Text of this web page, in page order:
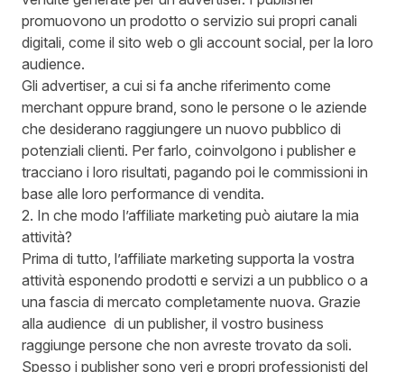
promuovono un prodotto o servizio sui propri canali
digitali, come il sito web o gli account social, per la loro
audience.
Gli advertiser, a cui si fa anche riferimento come
merchant oppure brand, sono le persone o le aziende
che desiderano raggiungere un nuovo pubblico di
potenziali clienti. Per farlo, coinvolgono i publisher e
tracciano i loro risultati, pagando poi le commissioni in
base alle loro performance di vendita.
2. In che modo l’affiliate marketing può aiutare la mia
attività?
Prima di tutto, l’affiliate marketing supporta la vostra
attività esponendo prodotti e servizi a un pubblico o a
una fascia di mercato completamente nuova. Grazie
alla audience di un publisher, il vostro business
raggiunge persone che non avreste trovato da soli.
Spesso i publisher sono veri e propri professionisti del